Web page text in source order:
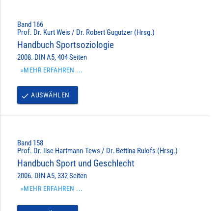
Band 166
Prof. Dr. Kurt Weis / Dr. Robert Gugutzer (Hrsg.)
Handbuch Sportsoziologie
2008. DIN A5, 404 Seiten
»MEHR ERFAHREN ...
done AUSWÄHLEN
Band 158
Prof. Dr. Ilse Hartmann-Tews / Dr. Bettina Rulofs (Hrsg.)
Handbuch Sport und Geschlecht
2006. DIN A5, 332 Seiten
»MEHR ERFAHREN ...